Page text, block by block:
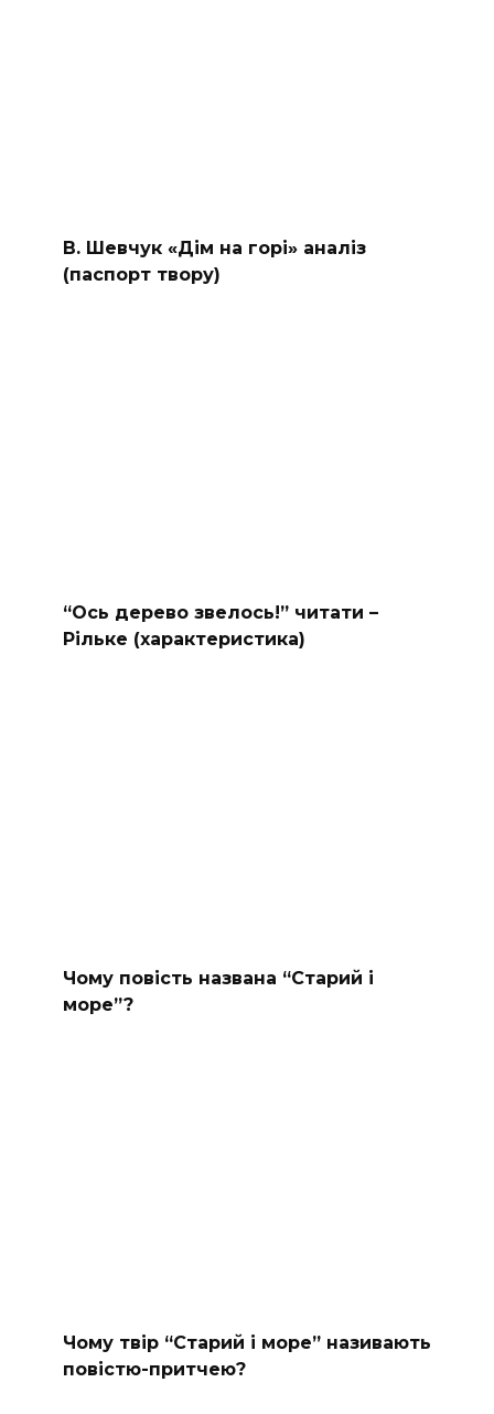
В. Шевчук «Дім на горі» аналіз
(паспорт твору)
“Ось дерево звелось!” читати –
Рільке (характеристика)
Чому повість названа “Старий і
море”?
Чому твір “Старий і море” називають
повістю-притчею?